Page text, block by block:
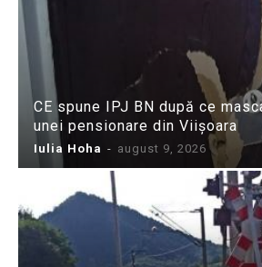
CE spune IPJ BN după ce
unei pensionare din Viișoara
Iulia Hoha - august 9, 2026